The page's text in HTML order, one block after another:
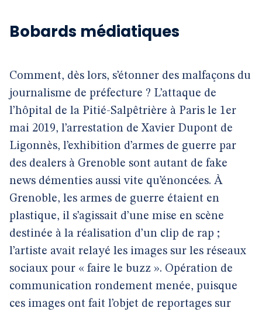
Bobards médiatiques
Comment, dès lors, s’étonner des malfaçons du
journalisme de préfecture ? L’attaque de
l’hôpital de la Pitié-Salpêtrière à Paris le 1er
mai 2019, l’arrestation de Xavier Dupont de
Ligonnès, l’exhibition d’armes de guerre par
des dealers à Grenoble sont autant de fake
news démenties aussi vite qu’énoncées. À
Grenoble, les armes de guerre étaient en
plastique, il s’agissait d’une mise en scène
destinée à la réalisation d’un clip de rap ;
l’artiste avait relayé les images sur les réseaux
sociaux pour « faire le buzz ». Opération de
communication rondement menée, puisque
ces images ont fait l’objet de reportages sur